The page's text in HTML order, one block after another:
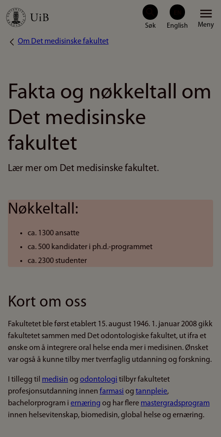
Hopp
Meny
Navigasjonssti
Om Det medisinske fakultet
Fakta og nøkkeltall om
Det medisinske
fakultet
Lær mer om Det medisinske fakultet.
Nøkkeltall:
ca. 1300 ansatte
ca. 500 kandidater i ph.d.-programmet
ca. 2300 studenter
Kort om oss
Fakultetet ble først etablert 15. august 1946. 1. januar 2008 gikk
fakultetet sammen med Det odontologiske fakultet, ut ifra et
ønske om å integrere oral helse enda mer i medisinen. Ønsket
var også å kunne tilby mer tverrfaglig utdanning og forskning.
I tillegg til medisin og odontologi tilbyr fakultetet
profesjonsutdanning innen farmasi og tannpleie,
bachelorprogram i ernæring og har flere mastergradsprogram
innen helsevitenskap, biomedisin, global helse og ernæring.